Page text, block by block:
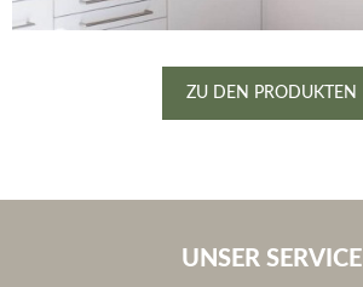
ZU DEN PRODUKTEN
UNSER SERVICE